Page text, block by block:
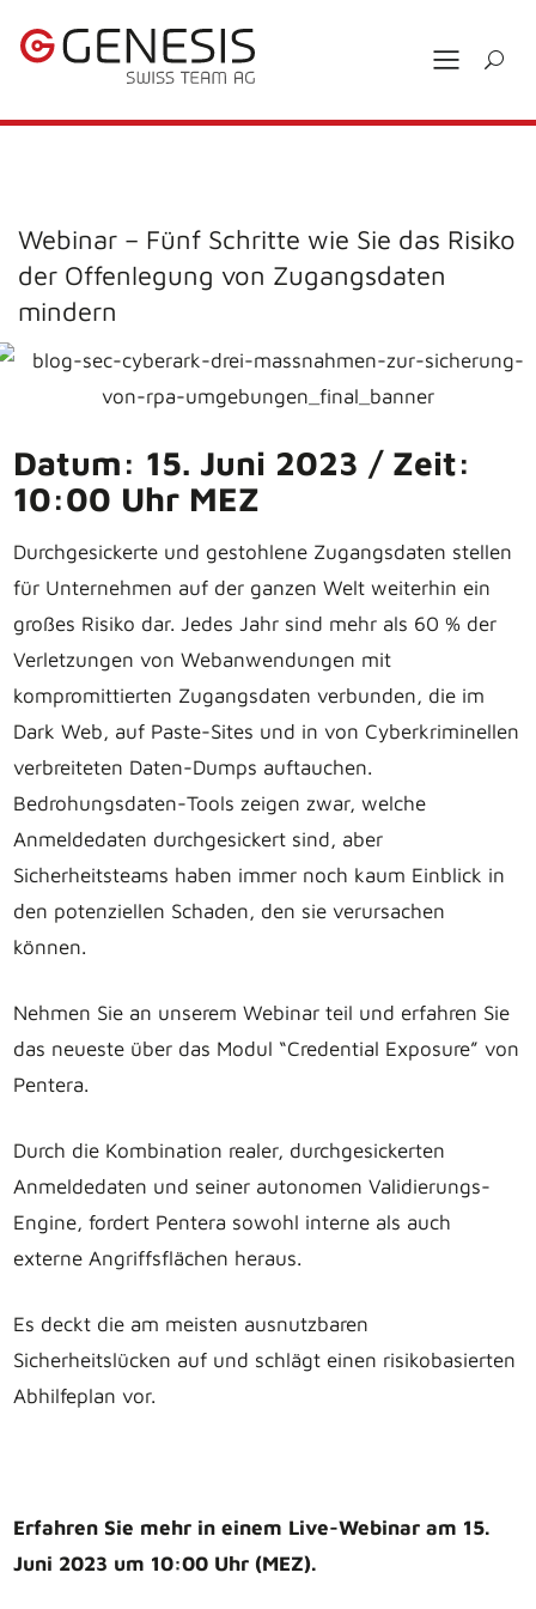
Webinar – Fünf Schritte wie Sie das Risiko
der Offenlegung von Zugangsdaten
mindern
Datum: 15. Juni 2023 / Zeit:
10:00 Uhr MEZ
Durchgesickerte und gestohlene Zugangsdaten stellen
für Unternehmen auf der ganzen Welt weiterhin ein
großes Risiko dar. Jedes Jahr sind mehr als 60 % der
Verletzungen von Webanwendungen mit
kompromittierten Zugangsdaten verbunden, die im
Dark Web, auf Paste-Sites und in von Cyberkriminellen
verbreiteten Daten-Dumps auftauchen.
Bedrohungsdaten-Tools zeigen zwar, welche
Anmeldedaten durchgesickert sind, aber
Sicherheitsteams haben immer noch kaum Einblick in
den potenziellen Schaden, den sie verursachen
können.
Nehmen Sie an unserem Webinar teil und erfahren Sie
das neueste über das Modul “Credential Exposure” von
Pentera.
Durch die Kombination realer, durchgesickerten
Anmeldedaten und seiner autonomen Validierungs-
Engine, fordert Pentera sowohl interne als auch
externe Angriffsflächen heraus.
Es deckt die am meisten ausnutzbaren
Sicherheitslücken auf und schlägt einen risikobasierten
Abhilfeplan vor.
Erfahren Sie mehr in einem Live-Webinar am 15.
Juni 2023 um 10:00 Uhr (MEZ).